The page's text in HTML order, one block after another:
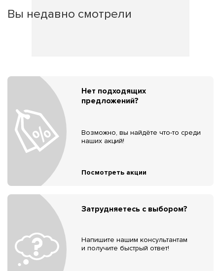
Вы недавно смотрели
Нет подходящих
предложений?
Возможно, вы найдёте что-то среди
наших акций!
Посмотреть акции
Затрудняетесь с выбором?
Напишите нашим консультантам
и получите быстрый ответ!